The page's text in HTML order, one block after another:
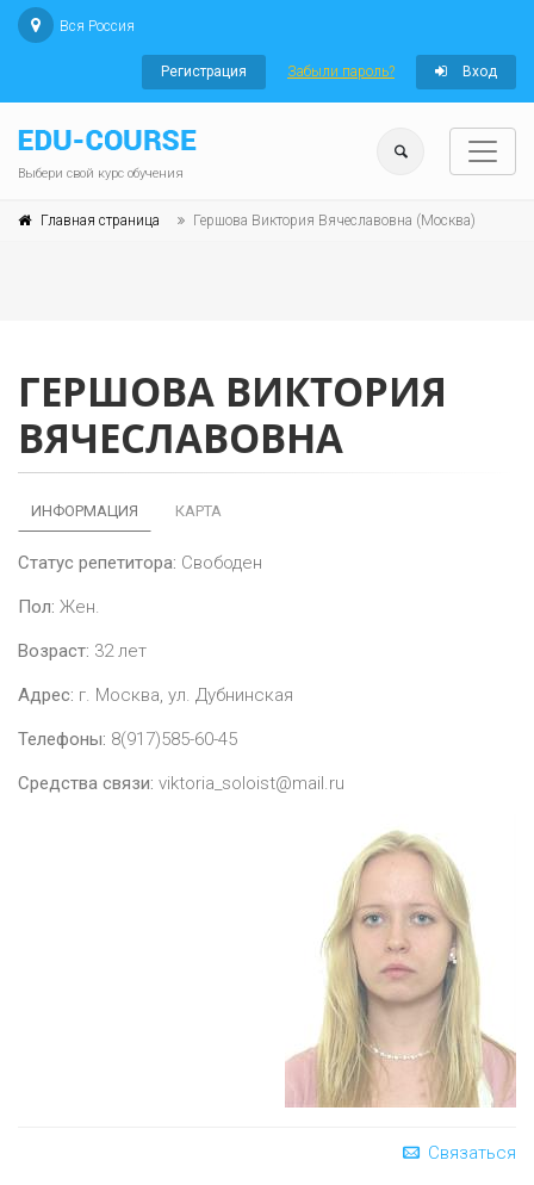
Вся Россия
Регистрация Забыли пароль? Вход
Выбери свой курс обучения
Главная страница Гершова Виктория Вячеславовна (Москва)
ГЕРШОВА ВИКТОРИЯ
ВЯЧЕСЛАВОВНА
ИНФОРМАЦИЯ КАРТА
Статус репетитора: Свободен
Пол: Жен.
Возраст: 32лет
Адрес: г. Москва, ул. Дубнинская
Телефоны: 8(917)585-60-45
Средства связи: viktoria_soloist@mail.ru
Связаться